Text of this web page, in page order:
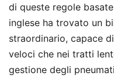
di queste regole
inglese ha trovato un
straordinario, capace
veloci che nei tratti
gestione degli